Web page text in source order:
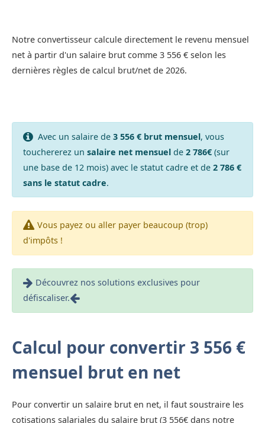
Notre convertisseur calcule directement le revenu mensuel
net à partir d'un salaire brut comme 3 556 € selon les
dernières règles de calcul brut/net de 2026.
Avec un salaire de 3 556 € brut mensuel, vous
touchererez un salaire net mensuelde 2 786€(sur
une base de 12 mois) avec le statut cadre et de 2 786 €
sans le statut cadre.
Vous payez ou aller payer beaucoup (trop)
d'impôts !
Découvrez nos solutions exclusives pour
défiscaliser.
Calcul pour convertir 3 556 €
mensuel brut en net
Pour convertir un salaire brut en net, il faut soustraire les
cotisations salariales du salaire brut (3 556€ dans notre